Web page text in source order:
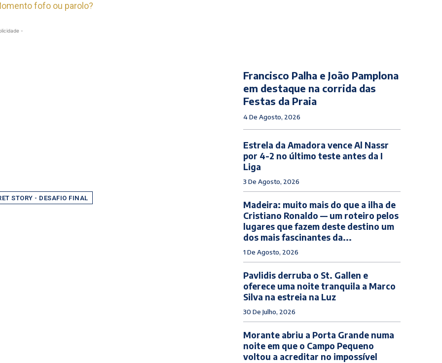
fofo ou parolo?
-
STORY - DESAFIO FINAL
Francisco Palha e João Pamplona
em destaque na corrida das
Festas da Praia
4 De Agosto, 2026
Estrela da Amadora vence Al Nassr
por 4-2 no último teste antes da I
Liga
3 De Agosto, 2026
Madeira: muito mais do que a ilha de
Cristiano Ronaldo — um roteiro pelos
lugares que fazem deste destino um
dos mais fascinantes da...
1 De Agosto, 2026
Pavlidis derruba o St. Gallen e
oferece uma noite tranquila a Marco
Silva na estreia na Luz
30 De Julho, 2026
Morante abriu a Porta Grande numa
noite em que o Campo Pequeno
voltou a acreditar no impossível